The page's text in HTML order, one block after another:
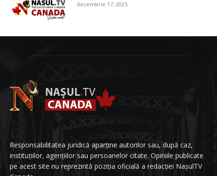
decembrie 17, 2025
Responsabilitatea juridică aparține autorilor sau, după caz,
instituțiilor, agențiilor sau persoanelor citate. Opiniile publicate
pe acest site nu reprezintă poziția oficială a redacției NașulTV